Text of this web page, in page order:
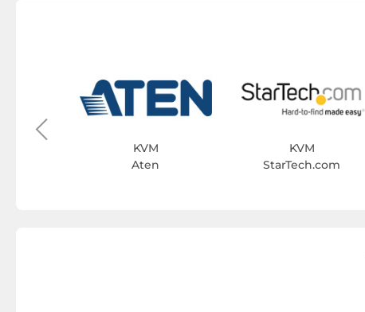
KVM
Aten
KVM
StarTech.com